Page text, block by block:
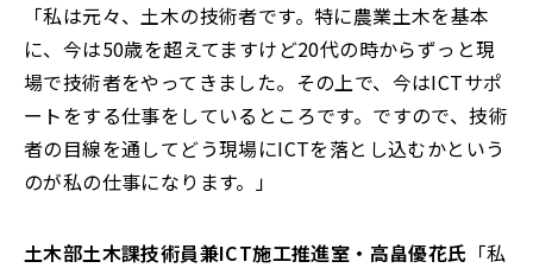
「私は元々、土木の技術者です。特に農業土木を基本
に、今は50歳を超えてますけど20代の時からずっと現
場で技術者をやってきました。その上で、今はICTサポ
ートをする仕事をしているところです。ですので、技術
者の目線を通してどう現場にICTを落とし込むかという
のが私の仕事になります。」
土木部土木課技術員兼ICT施工推進室・高畠優花氏 「私